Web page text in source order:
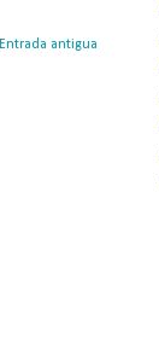
Entrada antigua